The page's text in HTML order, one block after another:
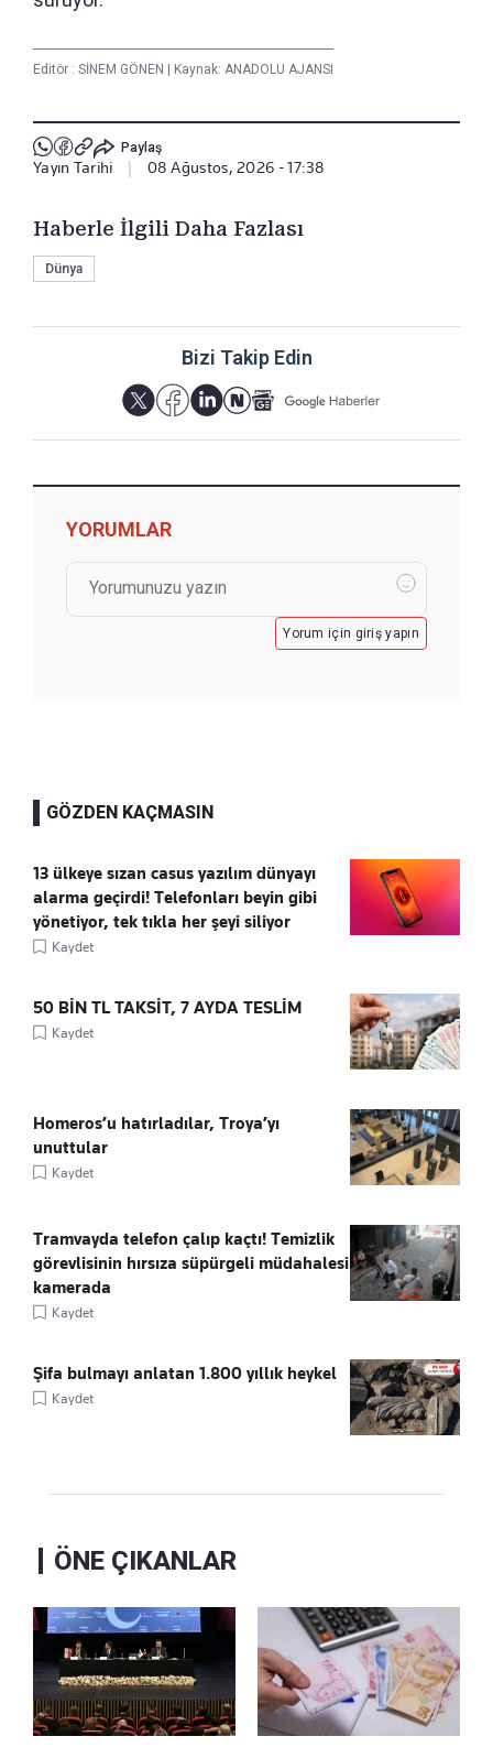
Editör : SİNEM GÖNEN | Kaynak: ANADOLU AJANSI
Paylaş
Yayın Tarihi 08 Ağustos, 2026 - 17:38
Haberle İlgili Daha Fazlası
Dünya
Bizi Takip Edin
YORUMLAR
Yorum için giriş yapın
GÖZDEN KAÇMASIN
13 ülkeye sızan casus yazılım dünyayı
alarma geçirdi! Telefonları beyin gibi
yönetiyor, tek tıkla her şeyi siliyor
Kaydet
50 BİN TL TAKSİT, 7 AYDA TESLİM
Kaydet
Homeros’u hatırladılar, Troya’yı
unuttular
Kaydet
Tramvayda telefon çalıp kaçtı! Temizlik
görevlisinin hırsıza süpürgeli müdahalesi
kamerada
Kaydet
Şifa bulmayı anlatan 1.800 yıllık heykel
Kaydet
ÖNE ÇIKANLAR